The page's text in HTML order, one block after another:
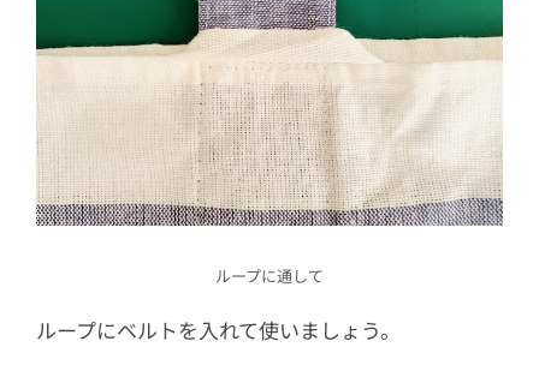
ループに通して
ループにベルトを入れて使いましょう。